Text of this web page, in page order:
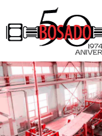
contenido